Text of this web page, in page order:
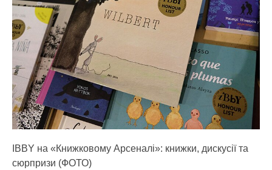
IBBY на «Книжковому Арсеналі»: книжки, дискусії та
сюрпризи (ФОТО)